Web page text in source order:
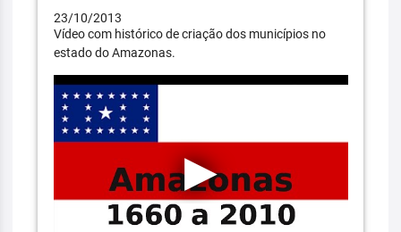
23/10/2013
Vídeo com histórico de criação dos municípios no
estado do Amazonas.